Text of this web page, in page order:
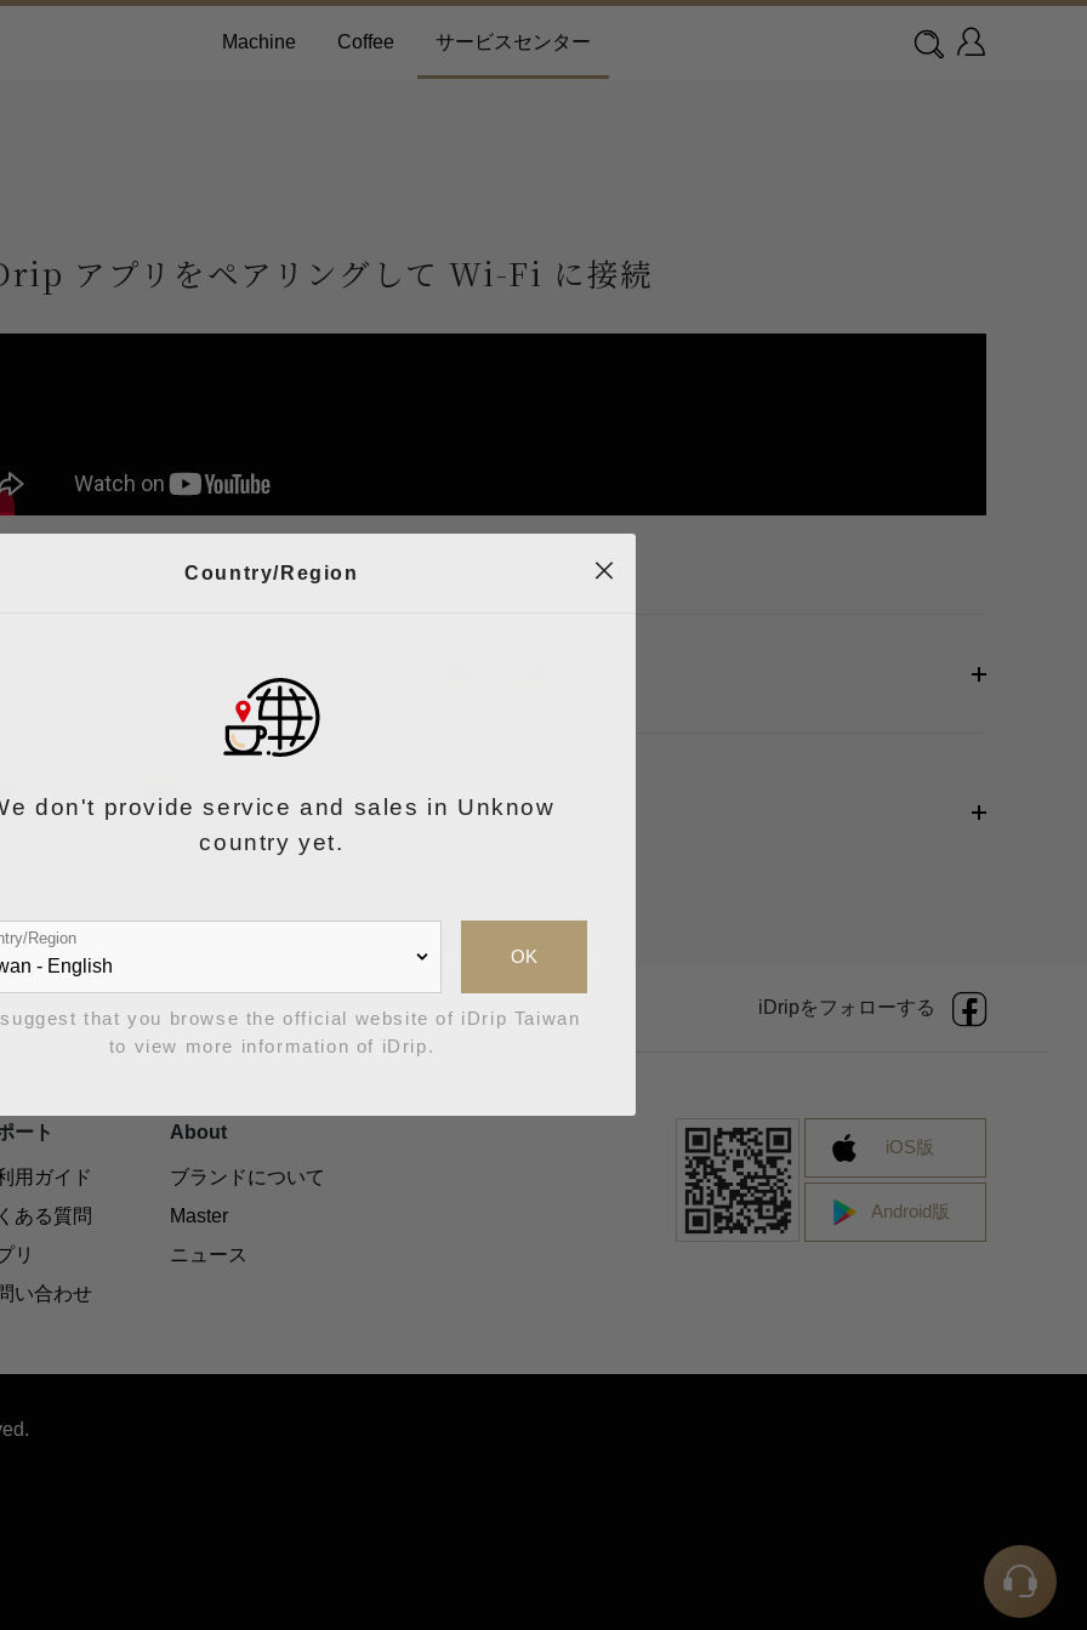
Machine Coffee サービスセンター
アプリをペアリングして Wi-Fi に接続
アプリをペアリングして Wi-Fi に接続 (お勧め)
iDrip アプリの ダウンロード
Wi-Fiは、2.4GHz（IEEE 802. 11b/g/n）のみ対応となります。
無線LANのセキュリティ設定は、WEP、 WPAW、PA2 のみ対応となります（ブラウザーによる追加
のWi-Fi検証を必要とするサービスは適用されません）。
接 Wi-Fi に接続する
ートフォンのホットスポットを使用してWi-Fiに接続する
iDripをフォローする
ート
用ガイド
ある質問
リ
い合わせ
About
ブランドについて
Master
ニュース
iOS版
Android版
Country/Region
don't provide service and sales in Unknow
country yet.
Region
OK
that you browse the official website of iDrip Taiwan
to view more information of iDrip.